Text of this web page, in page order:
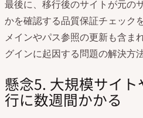
最後に、移行後のサイトが元の
かを確認する品質保証チェック
メインやパス参照の更新も含ま
グインに起因する問題の解決方
懸念5. 大規模サイ
行に数週間かかる